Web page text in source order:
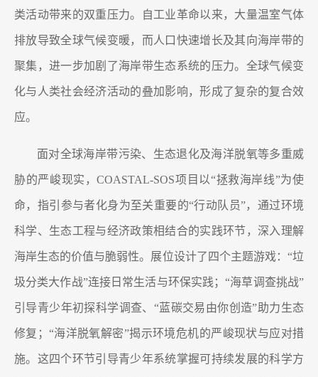
类活动带来的双重压力。自工业革命以来，大量温室气体
排放导致全球气候变暖，而人口快速增长及其向海岸带的
聚集，进一步加剧了海岸带生态系统的压力。全球气候变
化与人类社会经济活动的叠加影响，形成了复杂的复合效
应。
面对全球海岸带污染、生态退化及海洋脱氧等多重威
胁的严峻现实，COASTAL-SOS项目以“拯救海岸线”为使
命，指引参与者化身为至关重要的“行动队员”，通过环境
科学、生态工程与经济政策相结合的实践环节，深入理解
海岸生态的价值与脆弱性。展位设计了四个主题游戏：“垃
圾分类大作战”连接日常生活与环保实践；“海草调查挑战”
引导青少年初探科学调查、“蓝碳交易由你创造”助力生态
修复；“海洋脱氧解密”揭示环境危机的严峻现状与应对措
施。这四个环节引导青少年系统掌握可持续发展的科学方